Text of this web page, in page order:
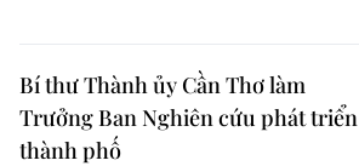
Bí thư Thành ủy Cần Thơ làm
Trưởng Ban Nghiên cứu phát triển
thành phố